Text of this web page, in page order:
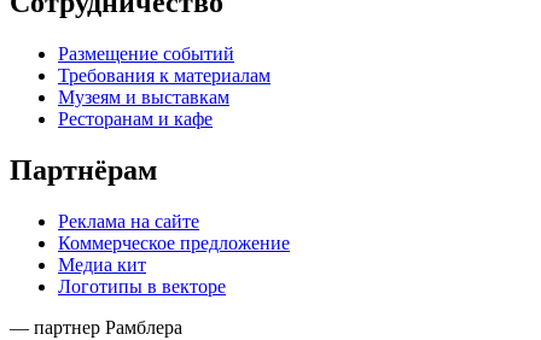
Размещение событий
Требования к материалам
Музеям и выставкам
Ресторанам и кафе
Партнёрам
Реклама на сайте
Коммерческое предложение
Медиа кит
Логотипы в векторе
— партнер Рамблера